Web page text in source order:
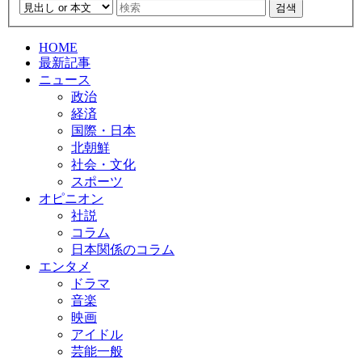
검색
HOME
最新記事
ニュース
政治
経済
国際・日本
北朝鮮
社会・文化
スポーツ
オピニオン
社説
コラム
日本関係のコラム
エンタメ
ドラマ
音楽
映画
アイドル
芸能一般